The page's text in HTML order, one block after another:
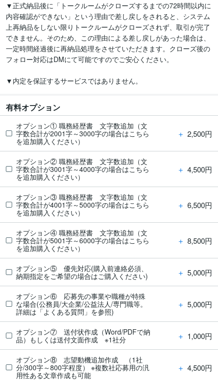
▼正式納品後に「トークルームがクローズするまでの72時間以内に
内容確認ができない」という理由で差し戻しをされると、システム
上再納品をしない限りトークルームがクローズされず、取引が完了
できません。そのため、この理由による差し戻しがあった場合は、
一定時間経過後に再納品処理をさせていただきます。クローズ後の
フォロー対応はDMにて可能ですのでご安心ください。
▼内定を保証するサービスではありません。
有料オプション
オプション① 職務経歴書 文字数追加（文
字数合計が2001字～3000字の場合はこちら
を追加購入ください）
＋ 2,500円
オプション② 職務経歴書 文字数追加（文
字数合計が3001字～4000字の場合はこちら
を追加購入ください）
＋ 4,500円
オプション③ 職務経歴書 文字数追加（文
字数合計が4001字～5000字の場合はこちら
を追加購入ください）
＋ 6,500円
オプション④ 職務経歴書 文字数追加（文
字数合計が5001字～6000字の場合はこちら
を追加購入ください）
＋ 8,500円
オプション⑤ 優先対応(購入前連絡必須、
納期指定をご希望の場合はご購入ください)
＋ 5,000円
オプション⑥ 応募先の事業や職種が特殊
な場合(公務員/大企業/公益法人/専門職等。
詳細は「よくある質問」を参照)
＋ 5,000円
オプション⑦ 送付状作成（Word/PDFで納
品）もしくは送付文面作成 ※1社分
＋ 1,000円
オプション⑧ 志望動機追加作成 （1社
分/300字～800字程度） ※複数社応募用の汎
用性ある文章作成も可能
＋ 4,500円